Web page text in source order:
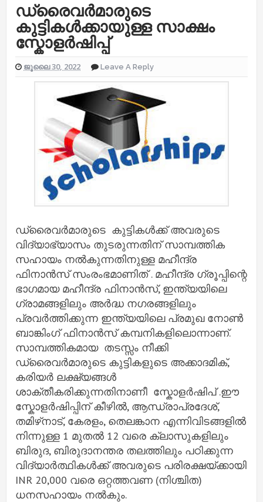
ഡ്രൈവർമാരുടെ
കുട്ടികൾക്കായുള്ള സാക്ഷം
സ്കോളർഷിപ്പ്
ജൂലൈ 30, 2022 Leave A Reply
ഡ്രൈവർമാരുടെ കുട്ടികൾക്ക് അവരുടെ
വിദ്യാഭ്യാസം തുടരുന്നതിന് സാമ്പത്തിക
സഹായം നൽകുന്നതിനുള്ള മഹീന്ദ്ര
ഫിനാൻസ് സംരംഭമാണിത് . മഹീന്ദ്ര ഗ്രൂപ്പിന്റെ
ഭാഗമായ മഹീന്ദ്ര ഫിനാൻസ്, ഇന്ത്യയിലെ
ഗ്രാമങ്ങളിലും അർദ്ധ നഗരങ്ങളിലും
പ്രവർത്തിക്കുന്ന ഇന്ത്യയിലെ പ്രമുഖ നോൺ
ബാങ്കിംഗ് ഫിനാൻസ് കമ്പനികളിലൊന്നാണ്.
സാമ്പത്തികമായ തടസ്സം നീക്കി
ഡ്രൈവർമാരുടെ കുട്ടികളുടെ അക്കാദമിക്,
കരിയർ ലക്ഷ്യങ്ങൾ
ശാക്തീകരിക്കുന്നതിനാണീ സ്കോളർഷിപ് .ഈ
സ്കോളർഷിപ്പിന് കീഴിൽ, ആന്ധ്രാപ്രദേശ്,
തമിഴ്‌നാട്, കേരളം, തെലങ്കാന എന്നിവിടങ്ങളിൽ
നിന്നുള്ള 1 മുതൽ 12 വരെ ക്ലാസുകളിലും
ബിരുദ, ബിരുദാനന്തര തലത്തിലും പഠിക്കുന്ന
വിദ്യാർത്ഥികൾക്ക് അവരുടെ പരിരക്ഷയ്ക്കായി
INR 20,000 വരെ ഒറ്റത്തവണ (നിശ്ചിത)
ധനസഹായം നൽകും.